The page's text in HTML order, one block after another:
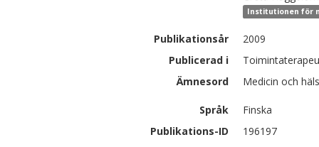
Institutionen för
Publikationsår
2009
Publicerad i
Ämnesord
Medicin och
Språk
Finska
Publikations-ID
196197